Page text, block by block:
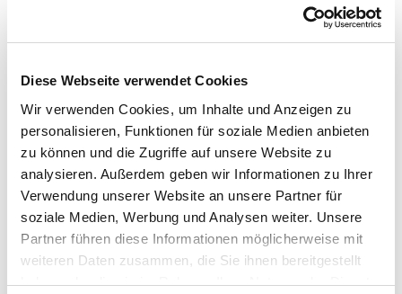
Diese Webseite verwendet Cookies
Wir verwenden Cookies, um Inhalte und Anzeigen zu
personalisieren, Funktionen für soziale Medien anbieten
zu können und die Zugriffe auf unsere Website zu
analysieren. Außerdem geben wir Informationen zu Ihrer
Verwendung unserer Website an unsere Partner für
soziale Medien, Werbung und Analysen weiter. Unsere
Partner führen diese Informationen möglicherweise mit
weiteren Daten zusammen, die Sie ihnen bereitgestellt
haben oder die sie im Rahmen Ihrer Nutzung der Dienste
lathe a secure long-term investment. The machines are robust,
low-maintenance, and designed for maximum service life.
Reliable spare parts availability and first-class service ensure
Line represents a new generation of economical, high-
precision CNC lathes. With the CNC Outlet Special Edition of
the LZ 330 and LZ 400 models, we offer a specially configured
machine at an exceptionally attractive price – powerful,
reliable, and ready for immediate operation.
continue reading